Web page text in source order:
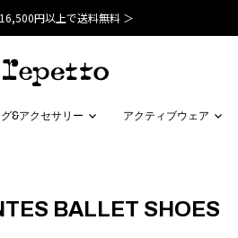
円以上で送料無料 ＞
&アクセサリー アクティブウェア
BALLET SHOES